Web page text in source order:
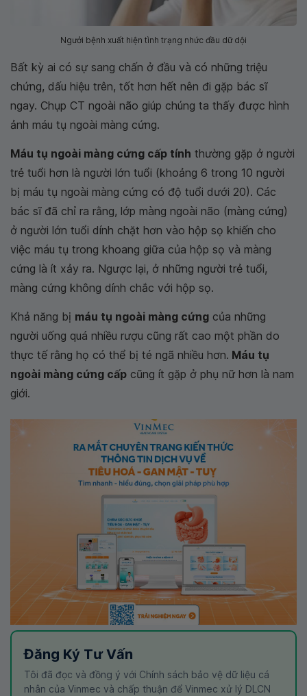
Ngưởi bệnh xuất hiện tình trạng nhức đầu dữ dội
Bất kỳ ai có sự sang chấn ở đầu và có những triệu
chứng, dấu hiệu trên, tốt hơn hết nên đi gặp bác sĩ
ngay. Chụp CT ngoài não giúp chúng ta thấy được hình
ảnh máu tụ ngoài màng cứng.
Máu tụ ngoài màng cứng cấp tính thường gặp ở người
trẻ tuổi hơn là người lớn tuổi (khoảng 6 trong 10 người
bị máu tụ ngoài màng cứng có độ tuổi dưới 20). Các
bác sĩ đã chỉ ra rằng, lớp màng ngoài não (màng cứng)
ở người lớn tuổi dính chặt hơn vào hộp sọ khiến cho
việc máu tụ trong khoang giữa của hộp sọ và màng
cứng là ít xảy ra. Ngược lại, ở những người trẻ tuổi,
màng cứng không dính chắc với hộp sọ.
Khả năng bị máu tụ ngoài màng cứng của những
người uống quá nhiều rượu cũng rất cao một phần do
thực tế rằng họ có thể bị té ngã nhiều hơn. Máu tụ
ngoài màng cứng cấp cũng ít gặp ở phụ nữ hơn là nam
giới.
Đăng Ký Tư Vấn
Tôi đã đọc và đồng ý với Chính sách bảo vệ dữ liệu cá
nhân của Vinmec và chấp thuận để Vinmec xử lý DLCN